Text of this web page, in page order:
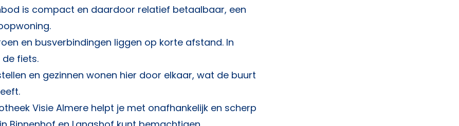
is compact en daardoor relatief betaalbaar, een
en busverbindingen liggen op korte afstand. In
fiets.
en gezinnen wonen hier door elkaar, wat de buurt
Visie Almere helpt je met onafhankelijk en scherp